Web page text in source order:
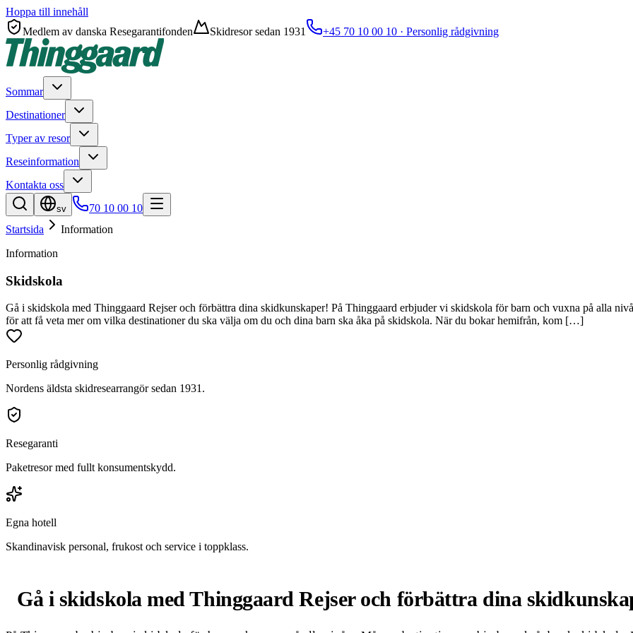
Hoppa till innehåll
Medlem av danska Resegarantifonden
Skidresor sedan 1931 +45 70 10 00 10 · Personlig rådgivning
Sommar
Destinationer
Typer av resor
Reseinformation
Kontakta oss
sv
70 10 00 10
Startsida
Information
Information
Skidskola
Gå i skidskola med Thinggaard Rejser och förbättra dina skidkunskaper! På Thinggaard erbjuder vi skidskola för barn och vuxna på alla
för att få veta mer om vilka destinationer du ska välja om du och dina barn ska åka på skidskola. När du bokar hemifrån, kom […]
Personlig rådgivning
Nordens äldsta skidresearrangör sedan 1931.
Resegaranti
Paketresor med fullt konsumentskydd.
Egna hotell
Skandinavisk personal, frukost och service i toppklass.
Gå i skidskola med Thinggaard Rejser och förbättra dina